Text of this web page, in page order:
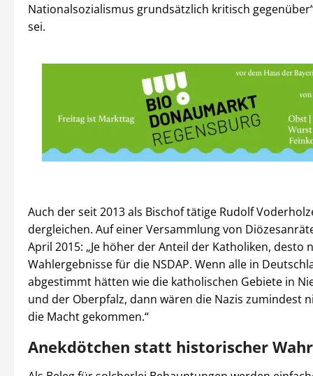
Nationalsozialismus grundsätzlich kritisch
sei.
Auch der seit 2013 als Bischof tätige Rudolf
dergleichen. Auf einer Versammlung von
April 2015: „Je höher der Anteil der Katholiken, desto
Wahlergebnisse für die NSDAP. Wenn alle in
abgestimmt hätten wie die katholischen Gebiete in
und der Oberpfalz, dann wären die Nazis zumindest
die Macht gekommen.“
Anekdötchen statt historischer